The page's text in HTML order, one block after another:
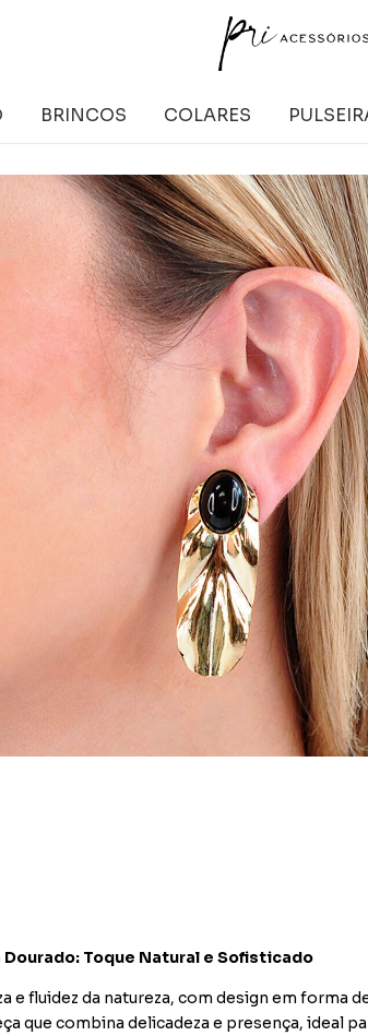
BRINCOS COLARES
Toque Natural e Sofisticado
e fluidez da natureza, com design em forma
que combina delicadeza e presença, ideal